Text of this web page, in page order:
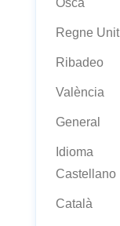
Osca
Regne Unit
Ribadeo
València
General
Idioma
Castellano
Català